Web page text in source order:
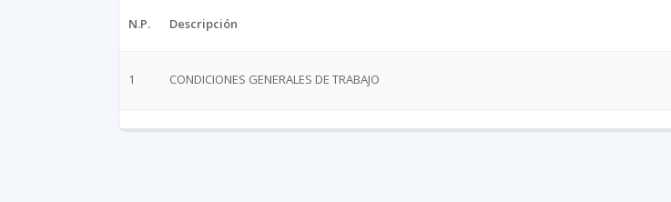
N.P. Descripción
1 CONDICIONES GENERALES DE TRABAJO